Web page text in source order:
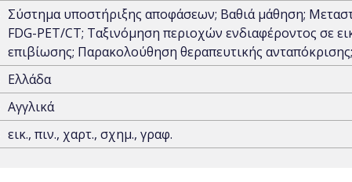
Σύστημα υποστήριξης αποφάσεων; Βαθιά μάθηση;
FDG-PET/CT; Ταξινόμηση περιοχών ενδιαφέροντος σε
επιβίωσης; Παρακολούθηση θεραπευτικής
Ελλάδα
Αγγλικά
εικ., πιν., χαρτ., σχημ., γραφ.